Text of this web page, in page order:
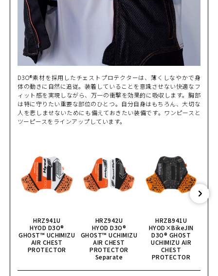
D3O®素材を採用したチェストプロテクターは、薄くしなやかで身
体の動きに自然に追従。装着していることを意識させない快適なフ
ィット感を実現しながら、万一の衝撃を効果的に吸収します。胸部
は特に守りたい重要な部位のひとつ。自分自身はもちろん、大切な
人を悲しませないためにも備えておきたい装備です。ワンピースと
ツーピースをラインアップしています。
HRZ941U
HYOD D3O®︎
GHOST™ UCHIMIZU
AIR CHEST
PROTECTOR
HRZ942U
HYOD D3O®︎
GHOST™ UCHIMIZU
AIR CHEST
PROTECTOR
Separate
HRZB941U
HYOD×BikeJIN
D3O® GHOST
UCHIMIZU AIR
CHEST
PROTECTOR
(税込)
カートに入れる
WHITE/BLACK
¥43,890(税込)
カートに入れる